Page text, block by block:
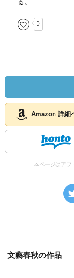
る。
0
Amazon 詳細
本ページはアフ
文藝春秋の作品